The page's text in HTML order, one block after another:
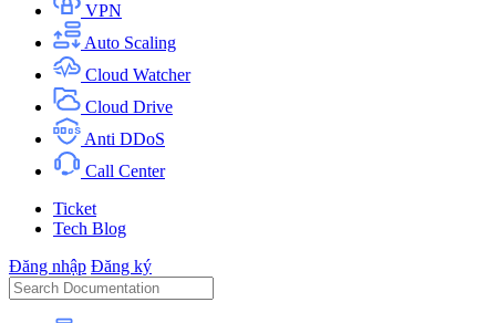
VPN
Auto Scaling
Cloud Watcher
Cloud Drive
Anti DDoS
Call Center
Ticket
Tech Blog
Đăng nhập Đăng ký